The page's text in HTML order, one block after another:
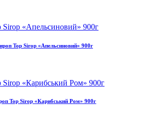
Top Sirop «Апельсиновий» 900г
Top Sirop «Карибський Ром» 900г